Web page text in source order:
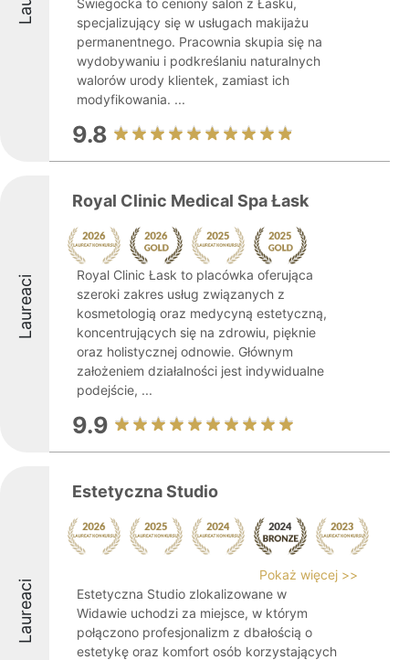
Świegocka to ceniony salon z Łasku,
specjalizujący się w usługach makijażu
permanentnego. Pracownia skupia się na
wydobywaniu i podkreślaniu naturalnych
walorów urody klientek, zamiast ich
modyfikowania. ...
9.8
Laureaci
Royal Clinic Medical Spa Łask
Royal Clinic Łask to placówka oferująca
szeroki zakres usług związanych z
kosmetologią oraz medycyną estetyczną,
koncentrujących się na zdrowiu, pięknie
oraz holistycznej odnowie. Głównym
założeniem działalności jest indywidualne
podejście, ...
9.9
Laureaci
Estetyczna Studio
Pokaż więcej >>
Estetyczna Studio zlokalizowane w
Widawie uchodzi za miejsce, w którym
połączono profesjonalizm z dbałością o
estetykę oraz komfort osób korzystających